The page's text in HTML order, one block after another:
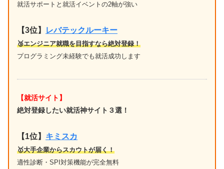
就活サポートと就活イベントの2軸が強い
【3位】 レバテックルーキー
🥉エンジニア就職を目指すなら絶対登録！
プログラミング未経験でも就活成功します
【就活サイト】
絶対登録したい就活神サイト３選！
【1位】 キミスカ
🥇大手企業からスカウトが届く！
適性診断・SPI対策機能が完全無料